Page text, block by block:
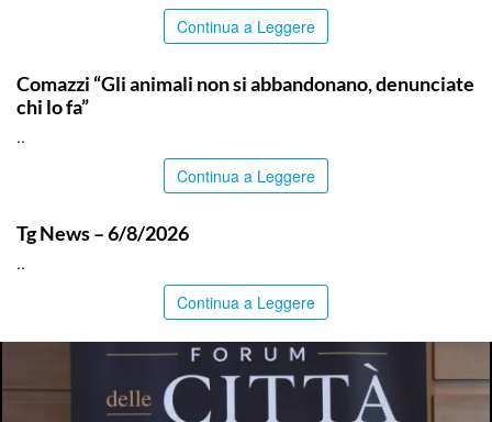
Continua a Leggere
Comazzi “Gli animali non si abbandonano, denunciate
chi lo fa”
..
Continua a Leggere
Tg News – 6/8/2026
..
Continua a Leggere